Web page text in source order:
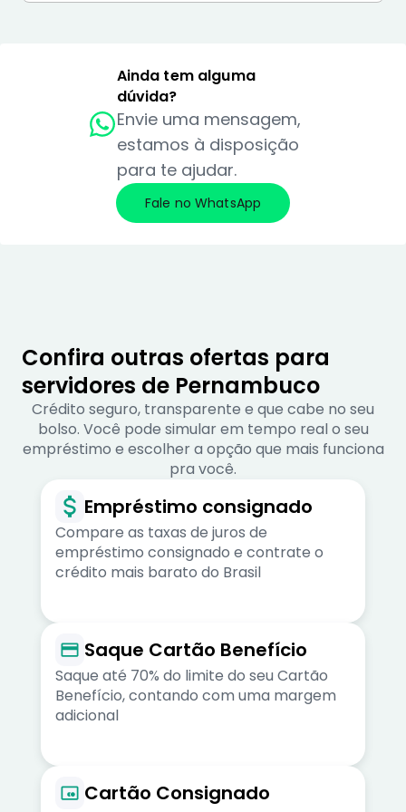
Ainda tem alguma
dúvida?
Envie uma mensagem,
estamos à disposição
para te ajudar.
Fale no WhatsApp
Confira outras ofertas para
servidores de Pernambuco
Crédito seguro, transparente e que cabe no seu
bolso. Você pode simular em tempo real o seu
empréstimo e escolher a opção que mais funciona
pra você.
Empréstimo consignado
Compare as taxas de juros de
empréstimo consignado e contrate o
crédito mais barato do Brasil
Saque Cartão Benefício
Saque até 70% do limite do seu Cartão
Benefício, contando com uma margem
adicional
Cartão Consignado